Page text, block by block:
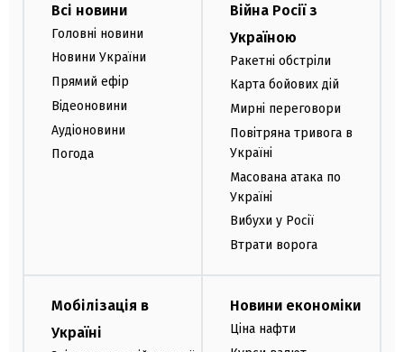
Всі новини
Головні новини
Новини України
Прямий ефір
Відеоновини
Аудіоновини
Погода
Війна Росії з
Україною
Ракетні обстріли
Карта бойових дій
Мирні переговори
Повітряна тривога в
Україні
Масована атака по
Україні
Вибухи у Росії
Втрати ворога
Мобілізація в
Україні
Новини економіки
Ціна нафти